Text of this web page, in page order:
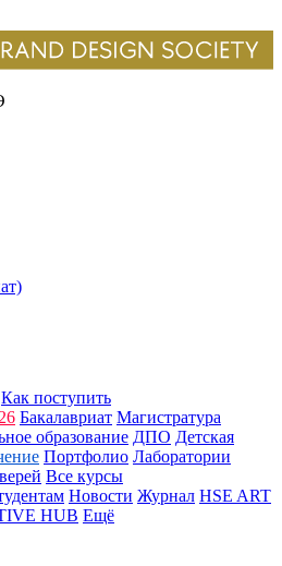
Как поступить
Бакалавриат Магистратура
образование ДПО Детская
Портфолио Лаборатории
Все курсы
Новости Журнал HSE ART
HUB Ещё